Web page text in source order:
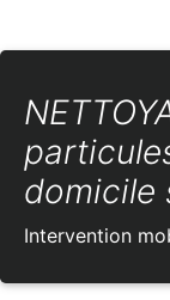
domicile
Intervention